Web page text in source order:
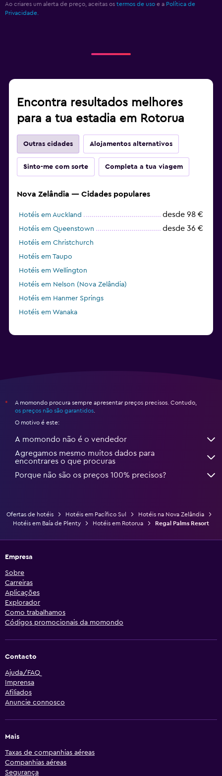
Ao criares um alerta de preço, aceitas os termos de uso e a Política de
Privacidade.
Encontra resultados melhores
para a tua estadia em Rotorua
Outras cidades Alojamentos alternativos
Sinto-me com sorte Completa a tua viagem
Nova Zelândia — Cidades populares
Hotéis em Auckland desde 98 €
Hotéis em Queenstown desde 36 €
Hotéis em Christchurch
Hotéis em Taupo
Hotéis em Wellington
Hotéis em Nelson (Nova Zelândia)
Hotéis em Hanmer Springs
Hotéis em Wanaka
*
A momondo procura sempre apresentar preços precisos. Contudo,
os preços não são garantidos
O motivo é este:
A momondo não é o vendedor
Agregamos mesmo muitos dados para
encontrares o que procuras
Porque não são os preços 100% precisos?
Ofertas de hotéis Hotéis em Pacífico Sul
Hotéis na Nova Zelândia
Hotéis em Baía de Plenty
Hotéis em Rotorua Regal Palms Resort
Empresa
Sobre
Carreiras
Aplicações
Explorador
Como trabalhamos
Códigos promocionais da momondo
Contacto
Ajuda/FAQ
Imprensa
Afiliados
Anuncie connosco
Mais
Taxas de companhias aéreas
Companhias aéreas
Segurança